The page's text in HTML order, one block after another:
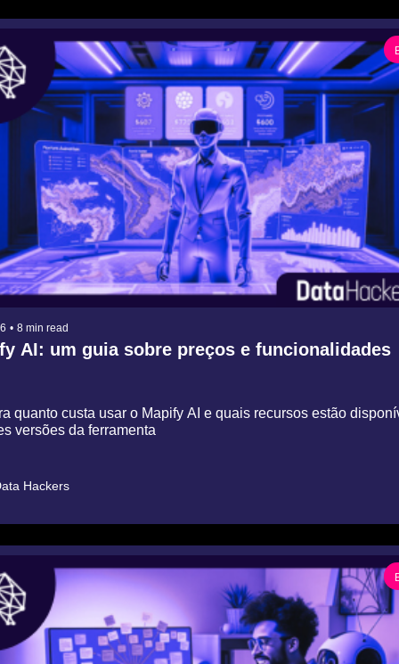
• 8 min read
AI: um guia sobre preços e funcionalidades
quanto custa usar o Mapify AI e quais recursos estão
versões da ferramenta
Hackers